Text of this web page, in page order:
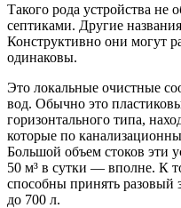
Такого рода устройства не
септиками. Другие
Конструктивно они могут
одинаковы.
Это локальные очистные
вод. Обычно это
горизонтального типа,
которые по
Большой объем стоков эти
50 м³ в сутки — вполне. К
способны принять разовый
до 700 л.